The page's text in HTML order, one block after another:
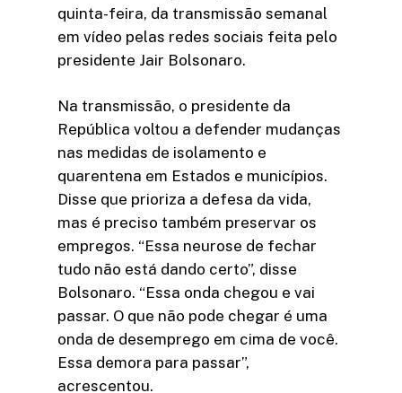
quinta-feira, da transmissão semanal
em vídeo pelas redes sociais feita pelo
presidente Jair Bolsonaro.
Na transmissão, o presidente da
República voltou a defender mudanças
nas medidas de isolamento e
quarentena em Estados e municípios.
Disse que prioriza a defesa da vida,
mas é preciso também preservar os
empregos. “Essa neurose de fechar
tudo não está dando certo”, disse
Bolsonaro. “Essa onda chegou e vai
passar. O que não pode chegar é uma
onda de desemprego em cima de você.
Essa demora para passar”,
acrescentou.